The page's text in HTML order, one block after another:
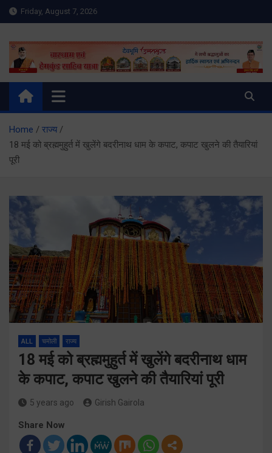
Skip
to
Friday, August 7, 2026
Meru Raibar | Uttarakhand
News | Uttarkashi News
meruraibar.com
Home
राज्य
18 मई को ब्रह्ममुहुर्त में खुलेंगे बदरीनाथ धाम के कपाट, कपाट खुलने की तैयारियां
पूरी
ALL चमोली राज्य
18 मई को ब्रह्ममुहुर्त में खुलेंगे बदरीनाथ धाम
के कपाट, कपाट खुलने की तैयारियां पूरी
5 years ago Girish Gairola
Share Now